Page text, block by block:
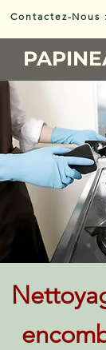
Contactez-Nous